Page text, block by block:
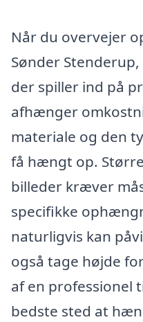
Når du overvejer
Sønder
der spiller ind på
afhænger
materiale og den
få hængt op.
billeder kræver
specifikke
naturligvis kan
også tage højde
af en professionel
bedste sted at